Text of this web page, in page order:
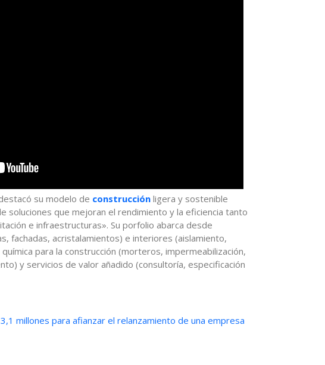
su modelo de construcción ligera y sostenible
soluciones que mejoran el rendimiento y la eficiencia tanto
e infraestructuras». Su porfolio abarca desde
fachadas, acristalamientos) e interiores (aislamiento,
para la construcción (morteros, impermeabilización,
y servicios de valor añadido (consultoría, especificación
millones para afianzar el relanzamiento de una empresa